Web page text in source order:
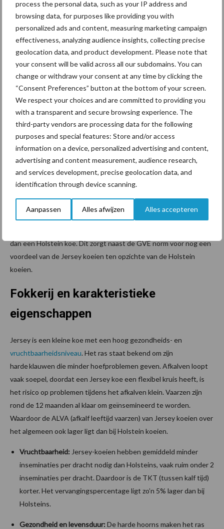
process the personal data, such as your IP address and
browsing data, for purposes like providing you with
personalized ads and content, measuring marketing campaign
effectiveness, analyzing audience insights, collecting precise
geolocation data, and product development. Please note that
your consent will be valid across all our subdomains. You can
change or withdraw your consent at any time by clicking the
“Consent Preferences” button at the bottom of your screen.
We respect your choices and are committed to providing you
with a transparent and secure browsing experience. The
third-party vendors are processing data for the following
purposes and special features: Store and/or access
information on a device, personalized advertising and content,
advertising and content measurement, audience research,
and services development, precise geolocation data, and
identification through device scanning.
Aanpassen Alles afwijzen Alles accepteren
“Vraag naar praktische
hygieneoplossingen is in
Polen groter dan ooit”
Toon meer
Mestwetgeving en Jersey
Een Jersey koe telt voor 0,7 GVE, terwijl een Holstein telt voor
1,0 GVE. Dit betekent dat je met Jersey koeien meer dieren kunt
dan een Holstein koe. Dit zorgt naast de GVE norm voor nog een
voordeel van de Jersey koeien ten opzichte van de Holstein
koeien.
Fokkerij en karakteristieke
eigenschappen
Jersey is een kleine koe met een hoog gezondheids- en
vruchtbaarheidsniveau. Het ras staat bekend om zijn
harde klauwen die minder hoefproblemen geven. Afkalven loopt
vaak soepel, doordat een Jersey koe een flexibel kruis heeft, is
het risico op problemen tijdens het afkalven klein. Vaarzen zijn
rond de 12 maanden al klaar om geïnsemineerd te worden.
Waardoor de ALVA (afkalf leeftijd vaarzen) van Jersey koeien over
het algemeen ook lager ligt dan bij Holstein koeien.
Vruchtbaarheid: Jersey-koeien hebben gemiddeld minder
inseminaties per dracht nodig dan Holsteins, vaak ruim onder 2
inseminaties per dracht. Daardoor is de TKT (tussen kalf tijd)
korter. Het vervangingspercentage ligt zo’n 5% lager dan bij
Holsteins.
Gezondheid en levensduur: De harde hoorns maken het ras